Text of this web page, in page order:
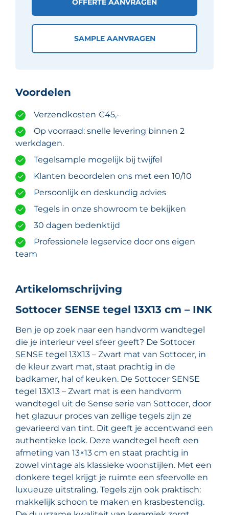
OFFERTE AANVRAGEN
SAMPLE AANVRAGEN
Artikelomschrijving
Sottocer SENSE tegel 13X13 cm – INK
Ben je op zoek naar een handvorm wandtegel
die je interieur veel sfeer geeft? De Sottocer
SENSE tegel 13X13 – Zwart mat van Sottocer, in
de kleur zwart mat, staat prachtig in de
badkamer, hal of keuken. De Sottocer SENSE
tegel 13X13 – Zwart mat is een handvorm
wandtegel uit de Sense serie van Sottocer, door
het glazuur proces van zellige tegels zijn ze
gevarieerd van tint. Dit geeft je accentwand een
authentieke look. Deze wandtegel heeft een
afmeting van 13×13 cm en staat prachtig in
zowel vintage als klassieke woonstijlen. Met een
donkere tegel krijgt je ruimte een sfeervolle en
luxueuze uitstraling. Tegels zijn ook praktisch:
makkelijk schoon te maken en krasbestendig.
Voordelen
Verzendkosten €45,-
Op voorraad: snelle levering binnen 2
werkdagen.
Tegelsample mogelijk bij twijfel
Klanten beoordelen ons met een 10/10
Persoonlijk en deskundig advies
Tegels in onze showroom te bekijken
30 dagen bedenktijd
Professionele legservice door ons eigen
team